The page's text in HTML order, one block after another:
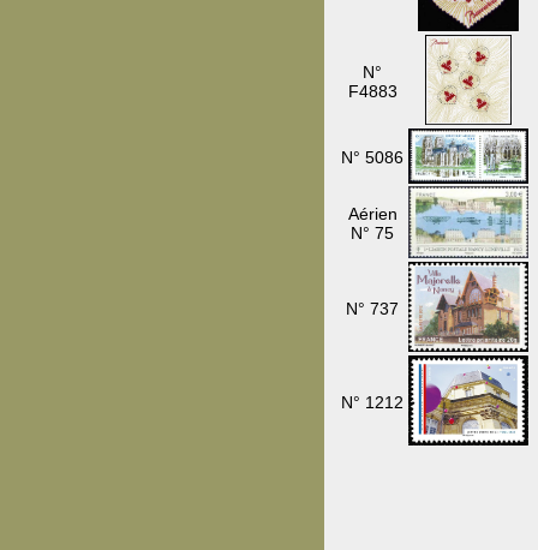
N°
F4883
N° 5086
Aérien
N° 75
N° 737
N° 1212